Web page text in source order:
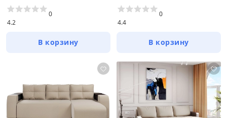
Цена
4.2
0
В корзину
4.4
0
В корзину